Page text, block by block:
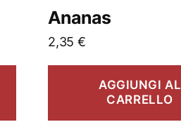
Ananas
2,35 €
AGGIUNGI AL
CARRELLO